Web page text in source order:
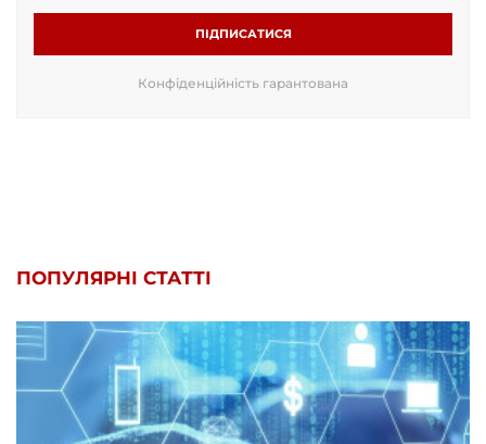
ПІДПИСАТИСЯ
Конфіденційність гарантована
ПОПУЛЯРНІ СТАТТІ